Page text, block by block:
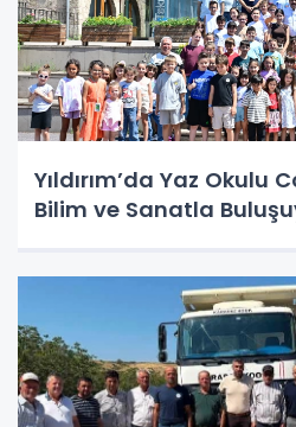
Yıldırım’da Yaz Okulu
Bilim ve Sanatla